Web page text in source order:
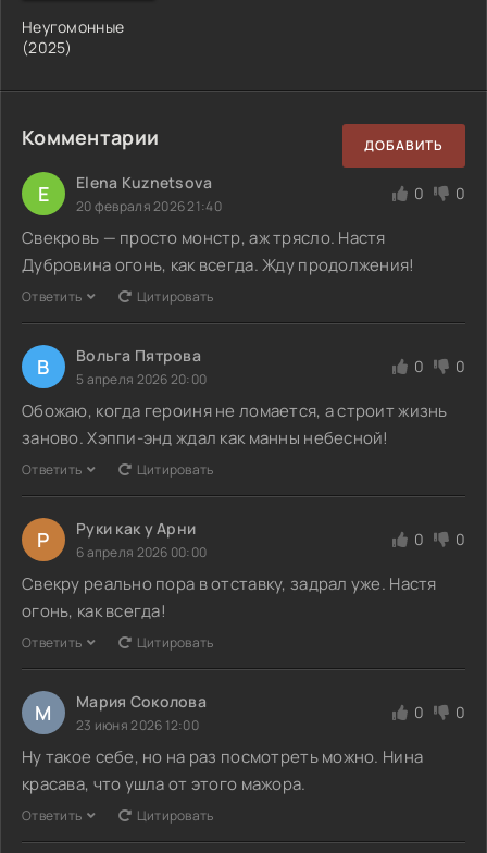
Неугомонные
(2025)
Комментарии ДОБАВИТЬ
E Elena Kuznetsova
20 февраля 2026 21:40
0 0
Свекровь — просто монстр, аж трясло. Настя
Дубровина огонь, как всегда. Жду продолжения!
Ответить Цитировать
В Вольга Пятрова
5 апреля 2026 20:00
0 0
Обожаю, когда героиня не ломается, а строит жизнь
заново. Хэппи-энд ждал как манны небесной!
Ответить Цитировать
Р Руки как у Арни
6 апреля 2026 00:00
0 0
Свекру реально пора в отставку, задрал уже. Настя
огонь, как всегда!
Ответить Цитировать
М Мария Соколова
23 июня 2026 12:00
0 0
Ну такое себе, но на раз посмотреть можно. Нина
красава, что ушла от этого мажора.
Ответить Цитировать